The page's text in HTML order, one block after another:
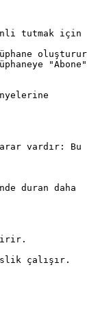
tutmak için
oluşturur
"Abone"
vardır: Bu
duran daha
çalışır.